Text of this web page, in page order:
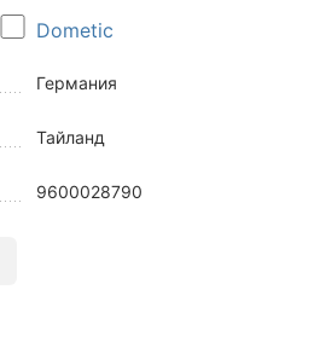
Dometic
Германия
Тайланд
9600028790